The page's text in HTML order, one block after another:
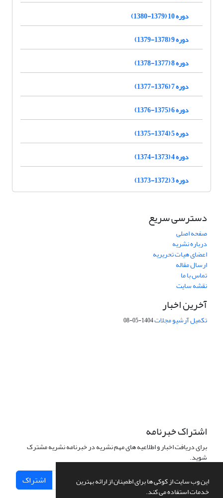
این وب سایت از کوکی ها برای اطمینان از ارائه بهترین
خدمات استفاده می کند.
دوره 10 (1379-1380)
دوره 9 (1378-1379)
دوره 8 (1377-1378)
دوره 7 (1376-1377)
دوره 6 (1375-1376)
دوره 5 (1374-1375)
دوره 4 (1373-1374)
دوره 3 (1372-1373)
دسترسی سریع
صفحه اصلی
درباره نشریه
اعضای هیات تحریریه
ارسال مقاله
تماس با ما
نقشه سایت
آخرین اخبار
تکمیل آرشیو مجلات1404-05-08
اشتراک خبرنامه
برای دریافت اخبار و اطلاعیه های مهم نشریه در خبرنامه نشریه مشترک
شوید.
اشتراک